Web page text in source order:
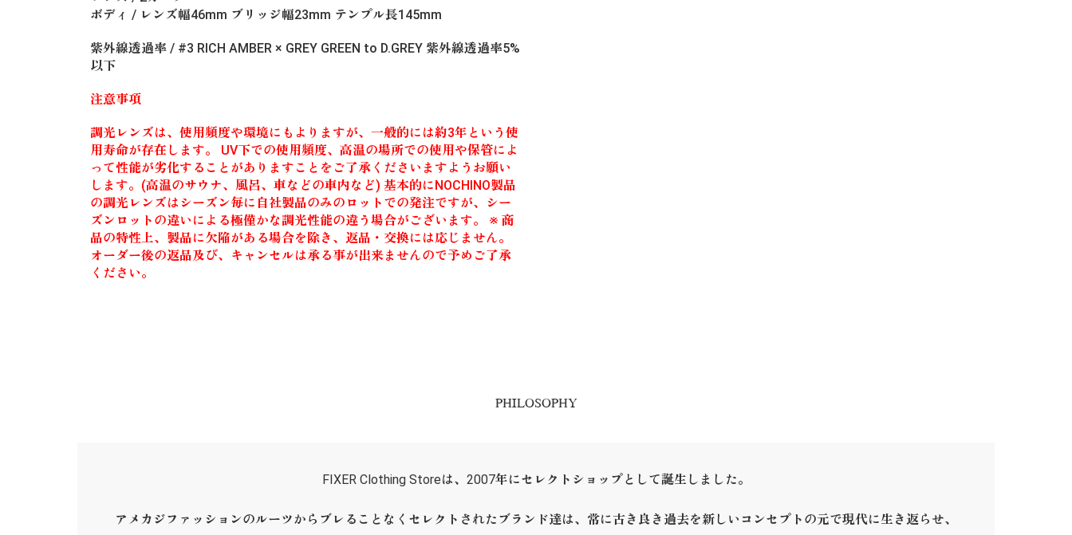
ボディ / レンズ幅46mm ブリッジ幅23mm テンプル長145mm
紫外線透過率 / #3 RICH AMBER × GREY GREEN to D.GREY 紫外線透過率5%
以下
注意事項
調光レンズは、使用頻度や環境にもよりますが、一般的には約3年という使
用寿命が存在します。 UV下での使用頻度、高温の場所での使用や保管によ
って性能が劣化することがありますことをご了承くださいますようお願い
します。(高温のサウナ、風呂、車などの車内など) 基本的にNOCHINO製品
の調光レンズはシーズン毎に自社製品のみのロットでの発注ですが、シー
ズンロットの違いによる極僅かな調光性能の違う場合がございます。 ※ 商
品の特性上、製品に欠陥がある場合を除き、返品・交換には応じません。
オーダー後の返品及び、キャンセルは承る事が出来ませんので予めご了承
ください。
PHILOSOPHY
FIXER Clothing Storeは、2007年にセレクトショップとして誕生しました。
アメカジファッションのルーツからブレることなくセレクトされたブランド達は、常に古き良き過去を新しいコンセプトの元で現代に生き返らせ、